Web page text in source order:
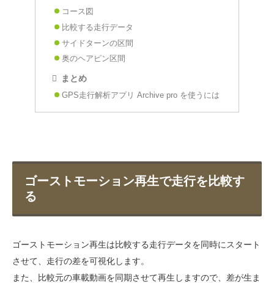
コース図
比較する走行データ
サイドターンの区間
奥のヘアピン区間
まとめ
GPS走行解析アプリ Archive pro を使うには
ゴーストモーション再生で走行を比較す
る
ゴーストモーション再生は比較する走行データを同時にスタート
させて、走行の差を可視化します。
また、比較元の車載動画を同期させて再生しますので、差が生ま